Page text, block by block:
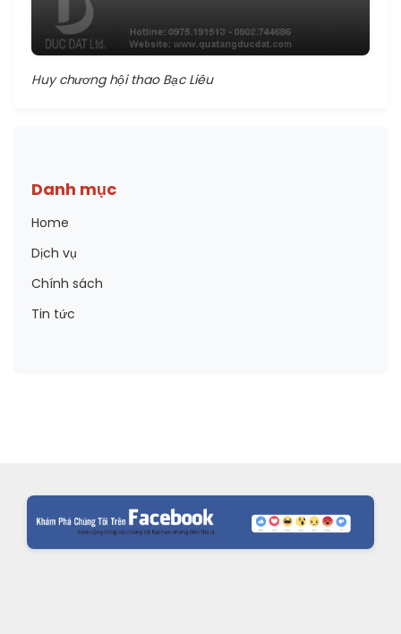
Huy chương hội thao Bạc Liêu
Danh mục
Home
Dịch vụ
Chính sách
Tin tức